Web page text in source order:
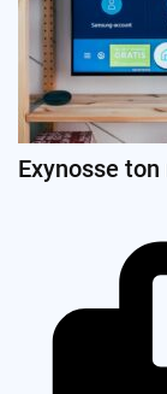
Exynosse ton